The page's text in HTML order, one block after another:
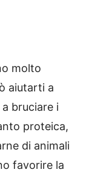
molto
aiutarti a
bruciare i
proteica,
di animali
favorire la